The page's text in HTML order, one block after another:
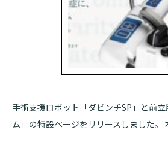
東部病院の特長
一歩先の医療の提供
広報誌「とーぶたいむ」
交通アクセス
院内のルールについて
LINEサービスについて
無料低額診療のご案内
スキルトレーニングセンター
スキルトレーニングセンター 利用
当院退職後のカルテ閲覧手続きにつ
診療予約
予約変更・確認
ご相談・お問い合
手術支援ロボット「ダビンチSP」と前
ム」の特設ページをリリースしました。